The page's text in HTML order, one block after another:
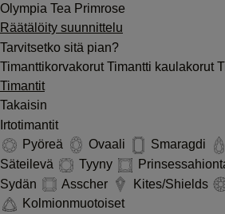
Olympia Tea Primrose
Räätälöity suunnittelu
Tarvitsetko sitä pian?
TimanttikorvakorutTimantti kaulakorut
Timantit
Takaisin
Irtotimantit
Pyöreä
Ovaali Smaragdi
Säteilevä
Tyyny
Sydän
Asscher Kites/Shields
Kolmionmuotoiset